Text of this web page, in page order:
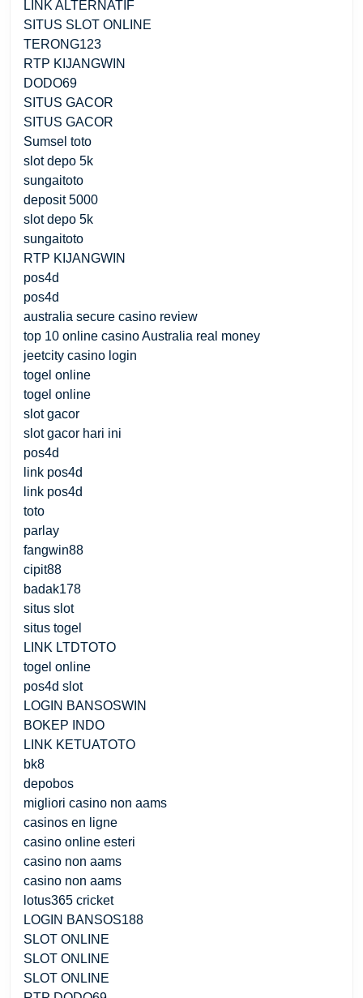
LINK ALTERNATIF
SITUS SLOT ONLINE
TERONG123
RTP KIJANGWIN
DODO69
SITUS GACOR
SITUS GACOR
Sumsel toto
slot depo 5k
sungaitoto
deposit 5000
slot depo 5k
sungaitoto
RTP KIJANGWIN
pos4d
pos4d
australia secure casino review
top 10 online casino Australia real money
jeetcity casino login
togel online
togel online
slot gacor
slot gacor hari ini
pos4d
link pos4d
link pos4d
toto
parlay
fangwin88
cipit88
badak178
situs slot
situs togel
LINK LTDTOTO
togel online
pos4d slot
LOGIN BANSOSWIN
BOKEP INDO
LINK KETUATOTO
bk8
depobos
migliori casino non aams
casinos en ligne
casino online esteri
casino non aams
casino non aams
lotus365 cricket
LOGIN BANSOS188
SLOT ONLINE
SLOT ONLINE
SLOT ONLINE